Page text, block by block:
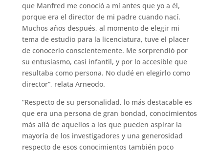
que Manfred me conoció a mí antes que yo a él,
porque era el director de mi padre cuando nací.
Muchos años después, al momento de elegir mi
tema de estudio para la licenciatura, tuve el placer
de conocerlo conscientemente. Me sorprendió por
su entusiasmo, casi infantil, y por lo accesible que
resultaba como persona. No dudé en elegirlo como
director”, relata Arneodo.
“Respecto de su personalidad, lo más destacable es
que era una persona de gran bondad, conocimientos
más allá de aquellos a los que pueden aspirar la
mayoría de los investigadores y una generosidad
respecto de esos conocimientos también poco